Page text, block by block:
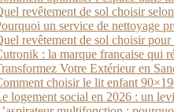
revêtement de sol choisir
un service de nettoyage
revêtement de sol choisir
: la marque française qui
Votre Extérieur en
choisir le lit enfant
logement social en 2026 : un